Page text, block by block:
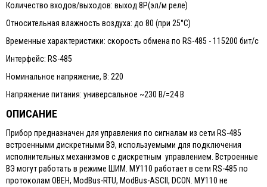
Количество входов/выходов: выход 8Р(эл/м реле)
Относительная влажность воздуха: до 80 (при 25°С)
Временные характеристики: скорость обмена по RS-485 - 115200 бит/с
Интерфейс: RS-485
Номинальное напряжение, В: 220
Напряжение питания: универсальное ~230 В/=24 В
ОПИСАНИЕ
Прибор предназначен для управления по сигналам из сети RS-485
встроенными дискретными ВЭ, используемыми для подключения
исполнительных механизмов с дискретным управлением. Встроенные
ВЭ могут работать в режиме ШИМ. МУ110 работает в сети RS-485 по
протоколам ОВЕН, ModBus-RTU, ModBus-ASCII, DCON. МУ110 не